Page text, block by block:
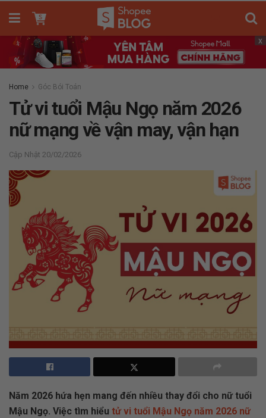
x
Home Góc Bói Toán
Tử vi tuổi Mậu Ngọ năm 2026
nữ mạng về vận may, vận hạn
20/02/2026
Năm 2026 hứa hẹn mang đến nhiều thay đổi cho nữ tuổi
Mậu Ngọ. Việc tìm hiểu tử vi tuổi Mậu Ngọ năm 2026 nữ